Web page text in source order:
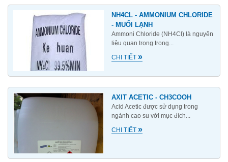
NH4CL - AMMONIUM CHLORIDE
- MUỐI LẠNH
Ammoni Chloride (NH4Cl) là nguyên
liệu quan trọng trong...
CHI TIẾT»
AXIT ACETIC - CH3COOH
Acid Acetic được sử dụng trong
ngành cao su với mục đích...
CHI TIẾT»